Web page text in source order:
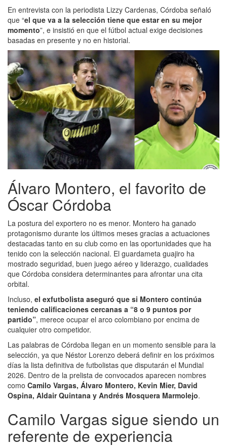
En entrevista con la periodista Lizzy Cardenas, Córdoba señaló
que “el que va a la selección tiene que estar en su mejor
momento”, e insistió en que el fútbol actual exige decisiones
basadas en presente y no en historial.
Álvaro Montero, el favorito de
Óscar Córdoba
La postura del exportero no es menor. Montero ha ganado
protagonismo durante los últimos meses gracias a actuaciones
destacadas tanto en su club como en las oportunidades que ha
tenido con la selección nacional. El guardameta guajiro ha
mostrado seguridad, buen juego aéreo y liderazgo, cualidades
que Córdoba considera determinantes para afrontar una cita
orbital.
Incluso, el exfutbolista aseguró que si Montero continúa
teniendo calificaciones cercanas a “8 o 9 puntos por
partido”, merece ocupar el arco colombiano por encima de
cualquier otro competidor.
Las palabras de Córdoba llegan en un momento sensible para la
selección, ya que Néstor Lorenzo deberá definir en los próximos
días la lista definitiva de futbolistas que disputarán el Mundial
2026. Dentro de la prelista de convocados aparecen nombres
como Camilo Vargas, Álvaro Montero, Kevin Mier, David
Ospina, Aldair Quintana y Andrés Mosquera Marmolejo.
Camilo Vargas sigue siendo un
referente de experiencia